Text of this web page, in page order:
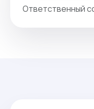
Ответственный